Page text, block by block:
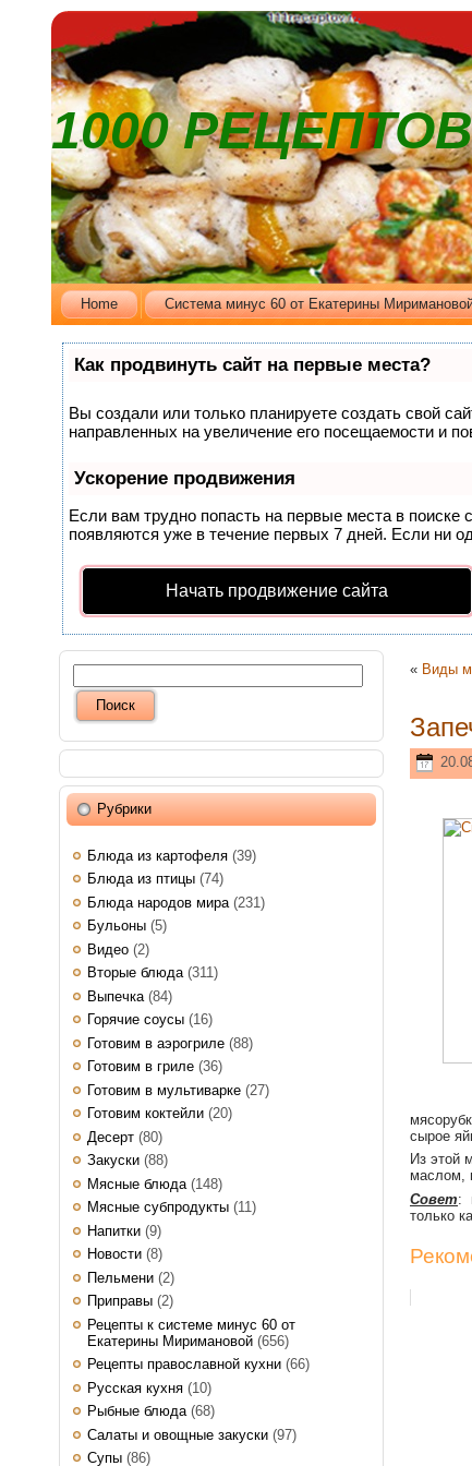
1000
Home Cистема минус 60 от Екатерины
Как продвинуть сайт на первые места?
Вы создали или только планируете создать свой
направленных на увеличение его посещаемости и
Ускорение продвижения
Если вам трудно попасть на первые места в поиске
появляются уже в течение первых 7 дней. Если ни
Начать продвижение сайта
Рубрики
Блюда из картофеля (39)
Блюда из птицы (74)
Блюда народов мира (231)
Бульоны (5)
Видео (2)
Вторые блюда(311)
Выпечка (84)
Горячие соусы (16)
Готовим в аэрогриле (88)
Готовим в гриле (36)
Готовим в мультиварке (27)
Готовим коктейли (20)
Десерт (80)
Закуски (88)
Мясные блюда (148)
Мясные субпродукты (11)
Напитки (9)
Новости (8)
Пельмени (2)
Приправы (2)
Рецепты к системе минус 60 от
Екатерины Миримановой (656)
Рецепты православной кухни (66)
Русская кухня (10)
Рыбные блюда(68)
Салаты и овощные закуски (97)
Супы (86)
« Виды
сырое
Из этой
маслом,
Совет:
только